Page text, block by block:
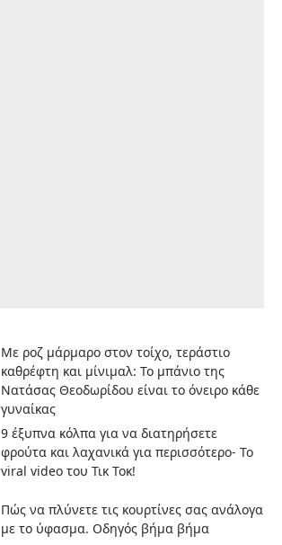
Με ροζ μάρμαρο στον τοίχο, τεράστιο
καθρέφτη και μίνιμαλ: Το μπάνιο της
Νατάσας Θεοδωρίδου είναι το όνειρο κάθε
γυναίκας
9 έξυπνα κόλπα για να διατηρήσετε
φρούτα και λαχανικά για περισσότερο- Το
viral video του Τικ Τοκ!
Πώς να πλύνετε τις κουρτίνες σας ανάλογα
με το ύφασμα. Οδηγός βήμα βήμα